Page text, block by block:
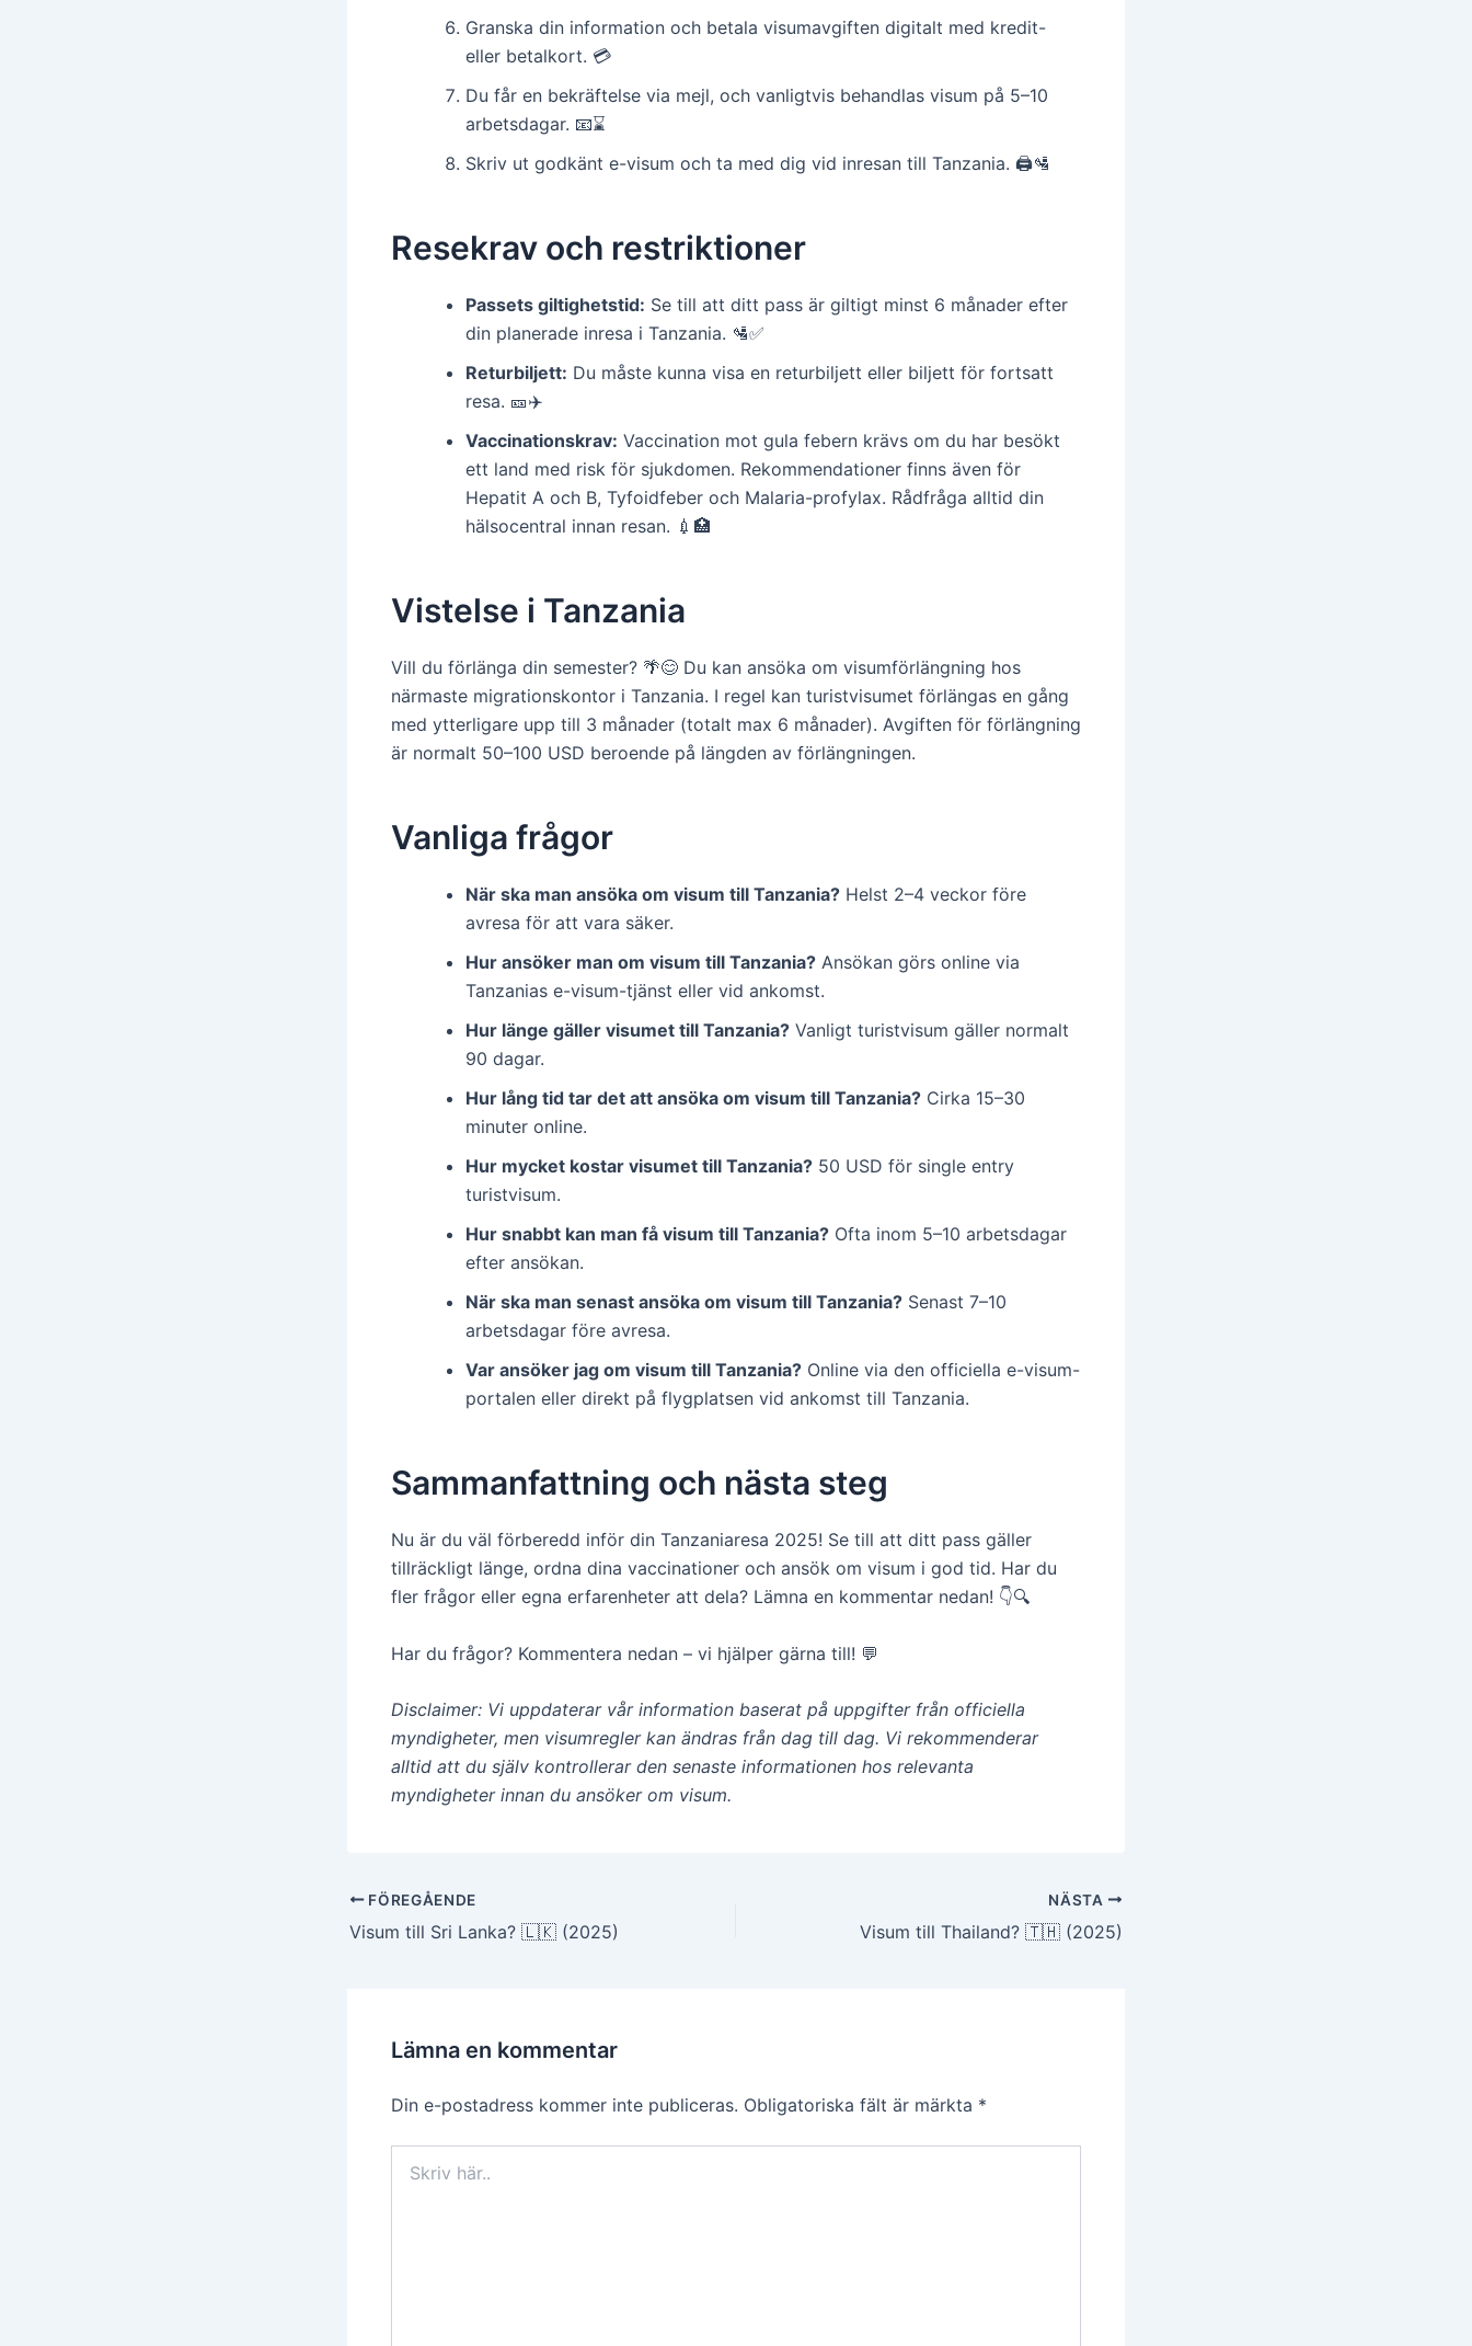
Granska din information och betala visumavgiften digitalt med kredit-
eller betalkort. 💳
Du får en bekräftelse via mejl, och vanligtvis behandlas visum på 5–10
arbetsdagar. 📧⌛️
Skriv ut godkänt e-visum och ta med dig vid inresan till Tanzania. 🖨️🛂
Resekrav och restriktioner
Passets giltighetstid: Se till att ditt pass är giltigt minst 6 månader efter
din planerade inresa i Tanzania. 🛂✅
Returbiljett: Du måste kunna visa en returbiljett eller biljett för fortsatt
resa. 🎫✈️
Vaccinationskrav: Vaccination mot gula febern krävs om du har besökt
ett land med risk för sjukdomen. Rekommendationer finns även för
Hepatit A och B, Tyfoidfeber och Malaria-profylax. Rådfråga alltid din
hälsocentral innan resan. 💉🏥
Vistelse i Tanzania
Vill du förlänga din semester? 🌴😊 Du kan ansöka om visumförlängning hos
närmaste migrationskontor i Tanzania. I regel kan turistvisumet förlängas en gång
med ytterligare upp till 3 månader (totalt max 6 månader). Avgiften för förlängning
är normalt 50–100 USD beroende på längden av förlängningen.
Vanliga frågor
När ska man ansöka om visum till Tanzania? Helst 2–4 veckor före
avresa för att vara säker.
Hur ansöker man om visum till Tanzania? Ansökan görs online via
Tanzanias e-visum-tjänst eller vid ankomst.
Hur länge gäller visumet till Tanzania? Vanligt turistvisum gäller normalt
90 dagar.
Hur lång tid tar det att ansöka om visum till Tanzania? Cirka 15–30
minuter online.
Hur mycket kostar visumet till Tanzania? 50 USD för single entry
turistvisum.
Hur snabbt kan man få visum till Tanzania? Ofta inom 5–10 arbetsdagar
efter ansökan.
När ska man senast ansöka om visum till Tanzania? Senast 7–10
arbetsdagar före avresa.
Var ansöker jag om visum till Tanzania? Online via den officiella e-visum-
portalen eller direkt på flygplatsen vid ankomst till Tanzania.
Sammanfattning och nästa steg
Nu är du väl förberedd inför din Tanzaniaresa 2025! Se till att ditt pass gäller
tillräckligt länge, ordna dina vaccinationer och ansök om visum i god tid. Har du
fler frågor eller egna erfarenheter att dela? Lämna en kommentar nedan! 👇🔍
Har du frågor? Kommentera nedan – vi hjälper gärna till! 💬
Disclaimer: Vi uppdaterar vår information baserat på uppgifter från officiella
myndigheter, men visumregler kan ändras från dag till dag. Vi rekommenderar
alltid att du själv kontrollerar den senaste informationen hos relevanta
myndigheter innan du ansöker om visum.
Inläggsnavigering
FÖREGÅENDE
Visum till Sri Lanka? 🇱🇰 (2025)
NÄSTA
Visum till Thailand? 🇹🇭 (2025)
Lämna en kommentar
Din e-postadress kommer inte publiceras. Obligatoriska fält är märkta *
här..